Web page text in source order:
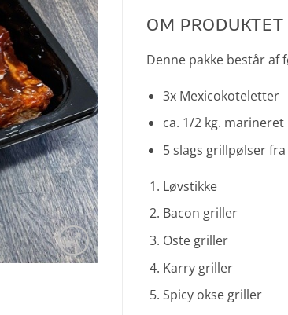
OM PRODUKTET
Denne pakke består af
3x Mexicokoteletter
ca. 1/2 kg.
5 slags grillpølser
Løvstikke
Bacon griller
Oste griller
Karry griller
Spicy okse griller